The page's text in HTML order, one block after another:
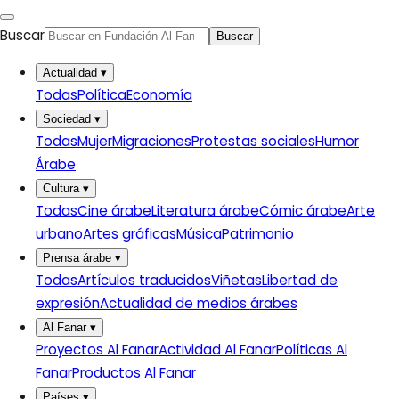
Buscar Buscar
Actualidad ▾
TodasPolíticaEconomía
Sociedad ▾
TodasMujerMigracionesProtestas socialesHumor
Árabe
Cultura ▾
TodasCine árabeLiteratura árabeCómic árabeArte
urbanoArtes gráficasMúsicaPatrimonio
Prensa árabe ▾
TodasArtículos traducidosViñetasLibertad de
expresiónActualidad de medios árabes
Al Fanar ▾
Proyectos Al FanarActividad Al FanarPolíticas Al
FanarProductos Al Fanar